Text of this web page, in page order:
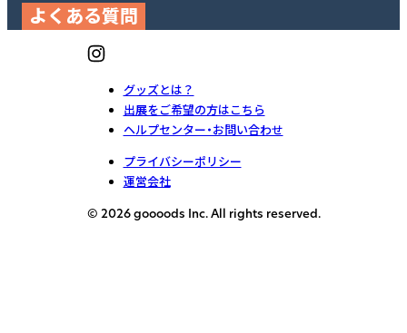
よくある質問
グッズとは？
出展をご希望の方はこちら
ヘルプセンター・お問い合わせ
プライバシーポリシー
運営会社
© 2026 goooods Inc. All rights reserved.